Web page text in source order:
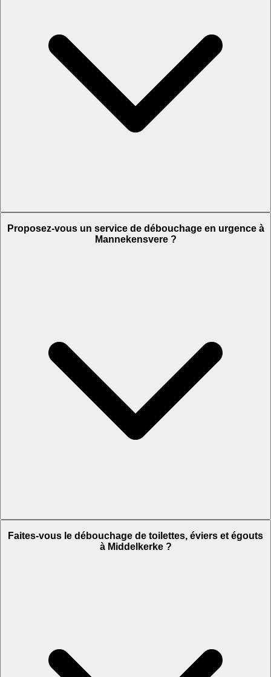
Proposez-vous un service de débouchage en urgence à
Mannekensvere ?
Faites-vous le débouchage de toilettes, éviers et égouts
à Middelkerke ?